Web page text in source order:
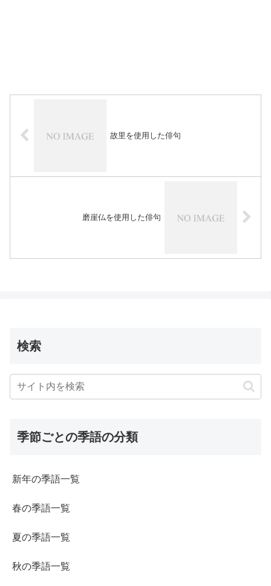
故里を使用した俳句
磨崖仏を使用した俳句
検索
季節ごとの季語の分類
新年の季語一覧
春の季語一覧
夏の季語一覧
秋の季語一覧